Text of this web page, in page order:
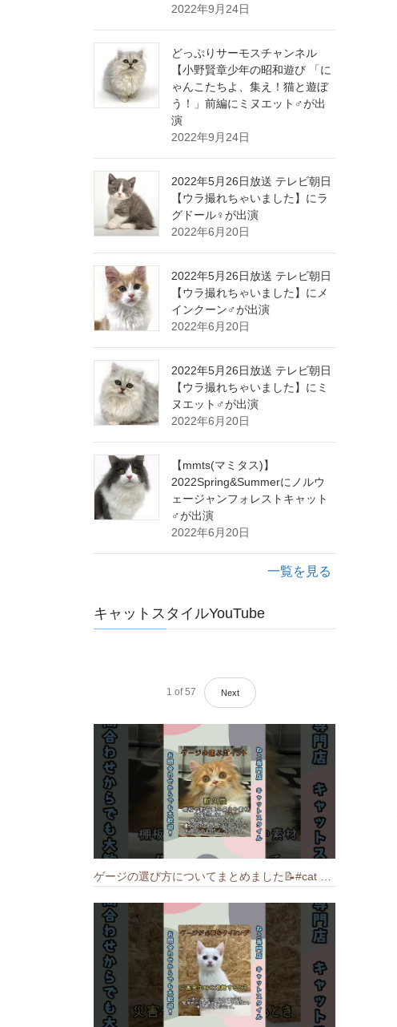
2022年9月24日
どっぷりサーモスチャンネル
【小野賢章少年の昭和遊び 「に
ゃんこたちよ、集え！猫と遊ぼ
う！」前編にミヌエット♂が出
演
2022年9月24日
2022年5月26日放送 テレビ朝日
【ウラ撮れちゃいました】にラ
グドール♀が出演
2022年6月20日
2022年5月26日放送 テレビ朝日
【ウラ撮れちゃいました】にメ
インクーン♂が出演
2022年6月20日
2022年5月26日放送 テレビ朝日
【ウラ撮れちゃいました】にミ
ヌエット♂が出演
2022年6月20日
【mmts(マミタス)】
2022Spring&Summerにノルウ
ェージャンフォレストキャット
♂が出演
2022年6月20日
一覧を見る
キャットスタイルYouTube
1 of 57 Next
ゲージの選び方についてまとめました️📝#cat #猫のいる暮らし #ねこ #キャット #munchkin